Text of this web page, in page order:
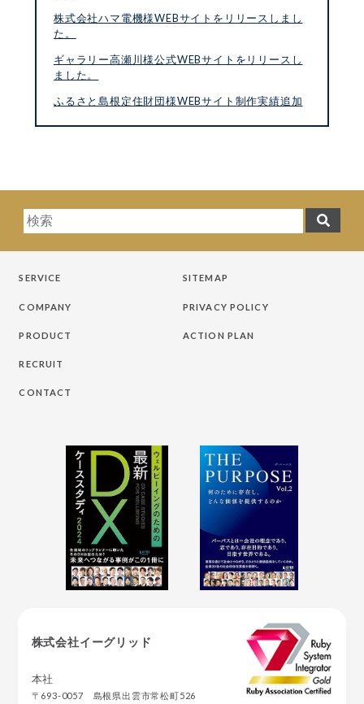
株式会社ハマ電機様WEBサイトをリリースしまし
た。
ギャラリー高瀬川様公式WEBサイトをリリースし
ました。
ふるさと島根定住財団様WEBサイト制作実績追加
SERVICE
COMPANY
PRODUCT
RECRUIT
CONTACT
SITEMAP
PRIVACY POLICY
ACTION PLAN
株式会社イーグリッド
本社
〒693-0057 島根県出雲市常松町526